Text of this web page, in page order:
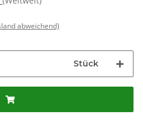
abweichend)
Stück